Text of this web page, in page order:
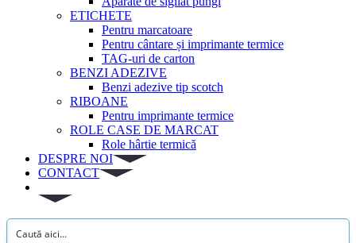
ETICHETE
Pentru marcatoare
Pentru cântare și imprimante termice
TAG-uri de carton
BENZI ADEZIVE
Benzi adezive tip scotch
RIBOANE
Pentru imprimante termice
ROLE CASE DE MARCAT
Role hârtie termică
DESPRE NOI
CONTACT